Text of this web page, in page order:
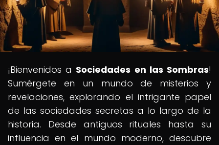
¡Bienvenidos a Sociedades en las Sombras!
Sumérgete en un mundo de misterios y
revelaciones, explorando el intrigante papel
de las sociedades secretas a lo largo de la
historia. Desde antiguos rituales hasta su
influencia en el mundo moderno, descubre